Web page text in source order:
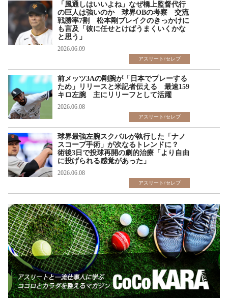
「風通しはいいよね」なぜ橋上監督代行
の巨人は強いのか 球界OBの考察 交流
戦勝率7割 松本剛ブレイクのきっかけに
も言及「彼に任せとけばうまくいくかな
と思う」
2026.06.09
アスリート/セレブ
前メッツ3Aの剛腕が「日本でプレーする
ため」リリースと米記者伝える 最速159
キロ左腕 主にリリーフとして活躍
2026.06.08
アスリート/セレブ
球界最強左腕スクバルが執行した「ナノ
スコープ手術」が次なるトレンドに？
術後3日で投球再開の劇的治療「より自由
に投げられる感覚があった」
2026.06.08
アスリート/セレブ